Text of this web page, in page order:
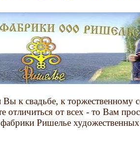
Вы к свадьбе, к торжественному
отличиться от всех - то Вам
Ришелье